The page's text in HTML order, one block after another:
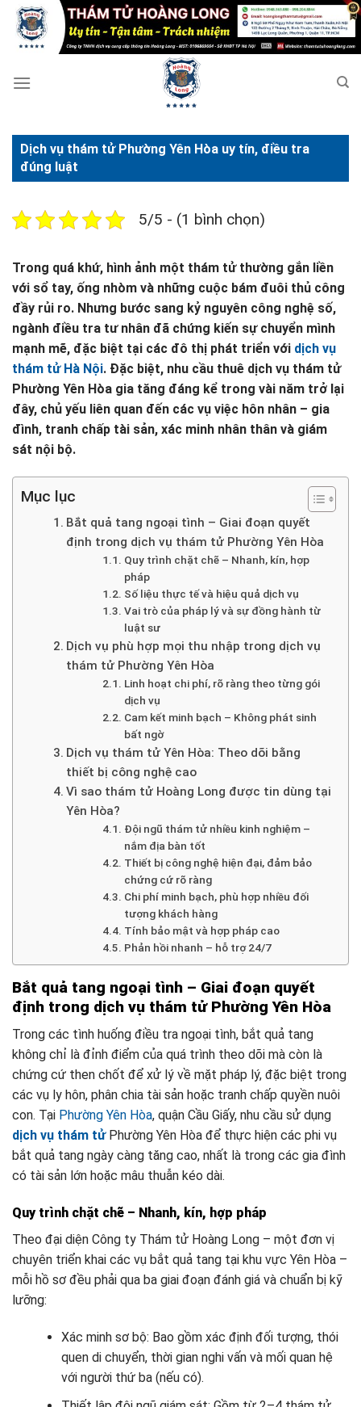
qua
Dịch vụ thám tử Phường Yên Hòa uy tín, điều tra
đúng luật
5/5 - (1 bình chọn)
Trong quá khứ, hình ảnh một thám tử thường gắn liền
với sổ tay, ống nhòm và những cuộc bám đuôi thủ công
đầy rủi ro. Nhưng bước sang kỷ nguyên công nghệ số,
ngành điều tra tư nhân đã chứng kiến sự chuyển mình
mạnh mẽ, đặc biệt tại các đô thị phát triển với dịch vụ
thám tử Hà Nội. Đặc biệt, nhu cầu thuê dịch vụ thám tử
Phường Yên Hòa gia tăng đáng kể trong vài năm trở lại
đây, chủ yếu liên quan đến các vụ việc hôn nhân – gia
đình, tranh chấp tài sản, xác minh nhân thân và giám
sát nội bộ.
Mục lục
Bắt quả tang ngoại tình – Giai đoạn quyết
định trong dịch vụ thám tử Phường Yên Hòa
Quy trình chặt chẽ – Nhanh, kín, hợp
pháp
Số liệu thực tế và hiệu quả dịch vụ
Vai trò của pháp lý và sự đồng hành từ
luật sư
Dịch vụ phù hợp mọi thu nhập trong dịch vụ
thám tử Phường Yên Hòa
Linh hoạt chi phí, rõ ràng theo từng gói
dịch vụ
Cam kết minh bạch – Không phát sinh
bất ngờ
Dịch vụ thám tử Yên Hòa: Theo dõi bằng
thiết bị công nghệ cao
Vì sao thám tử Hoàng Long được tin dùng tại
Yên Hòa?
Đội ngũ thám tử nhiều kinh nghiệm –
nắm địa bàn tốt
Thiết bị công nghệ hiện đại, đảm bảo
chứng cứ rõ ràng
Chi phí minh bạch, phù hợp nhiều đối
tượng khách hàng
Tính bảo mật và hợp pháp cao
Phản hồi nhanh – hỗ trợ 24/7
Bắt quả tang ngoại tình – Giai đoạn quyết
định trong dịch vụ thám tử Phường Yên Hòa
Trong các tình huống điều tra ngoại tình, bắt quả tang
không chỉ là đỉnh điểm của quá trình theo dõi mà còn là
chứng cứ then chốt để xử lý về mặt pháp lý, đặc biệt trong
các vụ ly hôn, phân chia tài sản hoặc tranh chấp quyền nuôi
con. Tại Phường Yên Hòa, quận Cầu Giấy, nhu cầu sử dụng
dịch vụ thám tửPhường Yên Hòa để thực hiện các phi vụ
bắt quả tang ngày càng tăng cao, nhất là trong các gia đình
có tài sản lớn hoặc mâu thuẫn kéo dài.
Quy trình chặt chẽ – Nhanh, kín, hợp pháp
Theo đại diện Công ty Thám tử Hoàng Long – một đơn vị
chuyên triển khai các vụ bắt quả tang tại khu vực Yên Hòa –
mỗi hồ sơ đều phải qua ba giai đoạn đánh giá và chuẩn bị kỹ
lưỡng:
Xác minh sơ bộ: Bao gồm xác định đối tượng, thói
quen di chuyển, thời gian nghi vấn và mối quan hệ
với người thứ ba (nếu có).